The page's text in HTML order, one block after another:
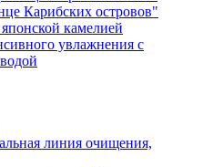
Карибских островов"
камелией
увлажнения с
линия очищения,